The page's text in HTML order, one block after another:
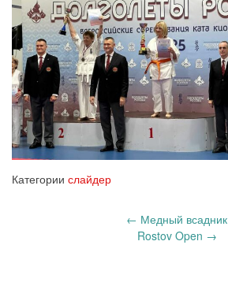
Категории слайдер
← Медный всадник
Rostov Open →